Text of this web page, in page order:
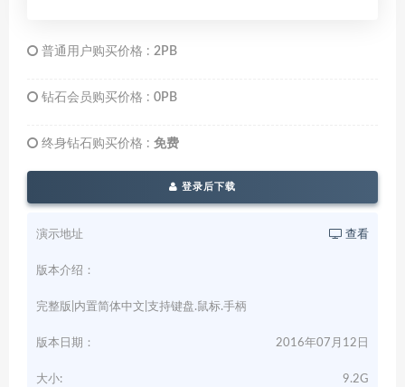
普通用户购买价格 : 2PB
钻石会员购买价格 : 0PB
终身钻石购买价格 : 免费
登录后下载
演示地址 查看
版本介绍：
完整版|内置简体中文|支持键盘.鼠标.手柄
版本日期： 2016年07月12日
大小: 9.2G